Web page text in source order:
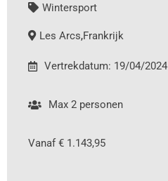
Wintersport
Les Arcs,Frankrijk
Vertrekdatum: 19/04/2024
Max 2 personen
Vanaf € 1.143,95